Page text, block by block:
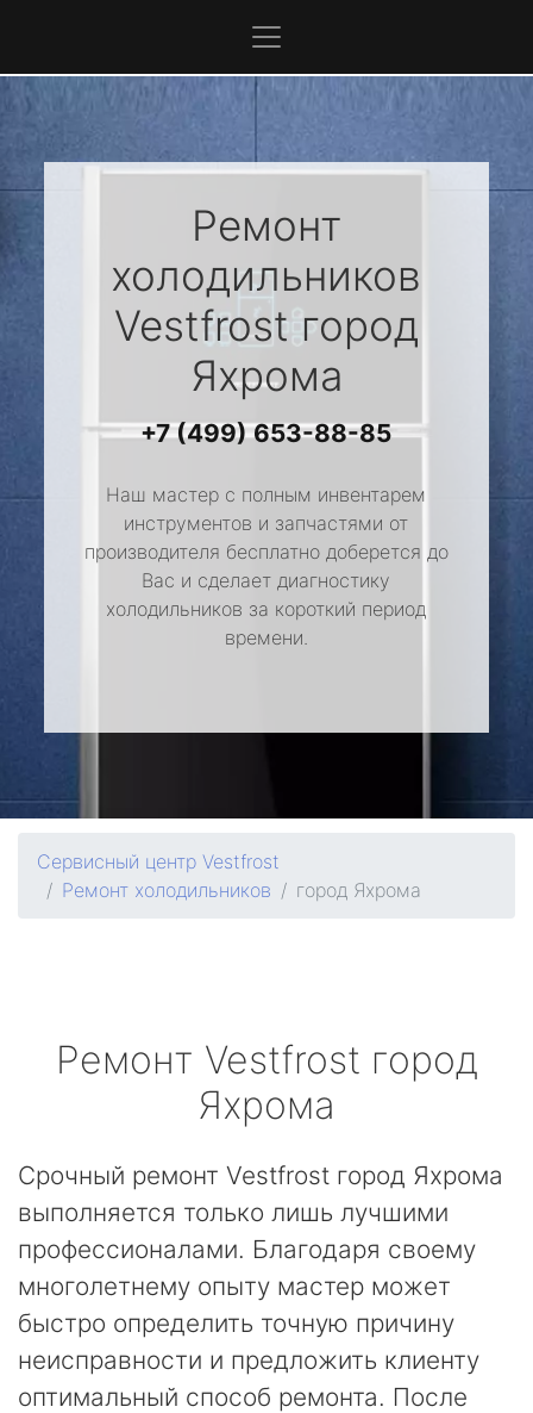
Ремонт
холодильников
Vestfrost город
Яхрома
+7 (499) 653-88-85
Наш мастер с полным инвентарем
инструментов и запчастями от
производителя бесплатно доберется до
Вас и сделает диагностику
холодильников за короткий период
времени.
Сервисный центр Vestfrost
Ремонт холодильников
город Яхрома
Ремонт Vestfrost город
Яхрома
Срочный ремонт Vestfrost город Яхрома
выполняется только лишь лучшими
профессионалами. Благодаря своему
многолетнему опыту мастер может
быстро определить точную причину
неисправности и предложить клиенту
оптимальный способ ремонта. После